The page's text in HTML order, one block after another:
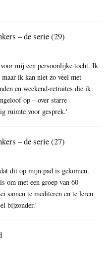
– de serie (29)
mij een persoonlijke tocht. Ik
ik kan niet zo veel met
en weekend-retraites die ik
op – over starre
ruimte voor gesprek.'
– de serie (27)
dit op mijn pad is gekomen.
om met een groep van 60
samen te mediteren en te leren
bijzonder.’